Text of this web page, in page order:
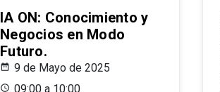
IA ON: Conocimiento y
Negocios en Modo
Futuro.
9 de Mayo de 2025
09:00 a 10:00